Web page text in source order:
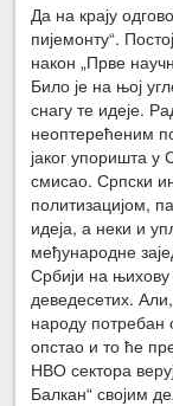
Да на крају
пијемонту“.
након „Прве
Било је на њој
снагу те идеје.
неоптерећеним
јаког упоришта у
смисао. Српски
политизацијом,
идеја, а неки и
међународне
Србији на њихову
деведесетих.
народу потребан
опстао и то ће
НВО сектора
Балкан“ својим